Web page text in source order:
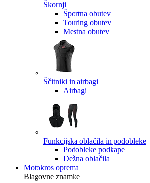
Škornji
Športna obutev
Touring obutev
Mestna obutev
Ščitniki in airbagi
Airbagi
Funkcijska oblačila in podobleke
Podobleke podkape
Dežna oblačila
Motokros oprema
Blagovne znamke